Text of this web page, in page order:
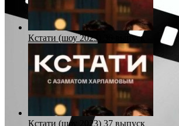
Кстати (шоу 2023) 36 выпуск
Кстати (шоу 2023) 37 выпуск